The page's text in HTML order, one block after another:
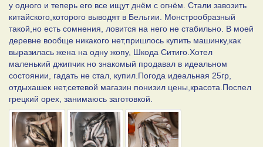
у одного и теперь его все ищут днём с огнём. Стали завозить
китайского,которого выводят в Бельгии. Монстрообразный
такой,но есть сомнения, ловится на него не стабильно. В моей
деревне вообще никакого нет,пришлось купить машинку,как
выразилась жена на одну жопу, Шкода Ситиго.Хотел
маленький джипчик но знакомый продавал в идеальном
состоянии, гадать не стал, купил.Погода идеальная 25гр,
отдыхашек нет,сетевой магазин понизил цены,красота.Поспел
грецкий орех, занимаюсь заготовкой.